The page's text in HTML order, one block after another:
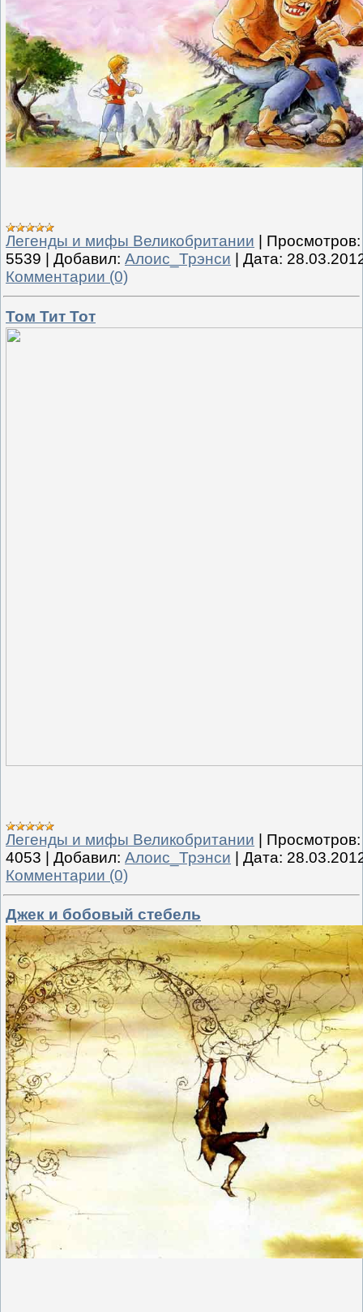
Легенды и мифы Великобритании
Просмотров:
5539
Добавил: Алоис_Трэнси Дата:
Комментарии (0)
Том Тит Тот
Легенды и мифы Великобритании | Просмотров:
4053 | Добавил: Алоис_Трэнси | Дата:
Комментарии (0)
Джек и бобовый стебель